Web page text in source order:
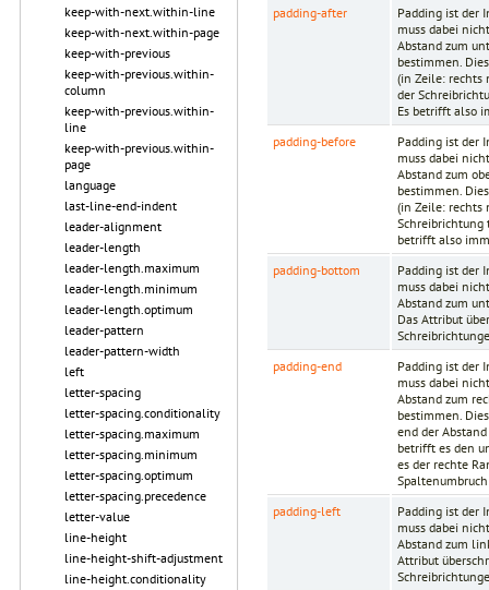
keep-with-next.within-line
keep-with-next.within-page
keep-with-previous
keep-with-previous.within-
column
keep-with-previous.within-
line
keep-with-previous.within-
page
language
last-line-end-indent
leader-alignment
leader-length
leader-length.maximum
leader-length.minimum
leader-length.optimum
leader-pattern
leader-pattern-width
left
letter-spacing
letter-spacing.conditionality
letter-spacing.maximum
letter-spacing.minimum
letter-spacing.optimum
letter-spacing.precedence
letter-value
line-height
line-height-shift-adjustment
line-height.conditionality
padding-after
Padding ist der
muss dabei
Abstand zum
bestimmen.
(in Zeile: rechts
der
Es betrifft also
padding-before
Padding ist der
muss dabei
Abstand zum
bestimmen.
(in Zeile: rechts
Schreibrichtung
betrifft also
padding-bottom
Padding ist der
muss dabei
Abstand zum
Das Attribut
padding-end
Padding ist der
muss dabei
Abstand zum
bestimmen.
end der
betrifft es den
es der rechte
padding-left
Padding ist der
muss dabei
Abstand zum
Attribut